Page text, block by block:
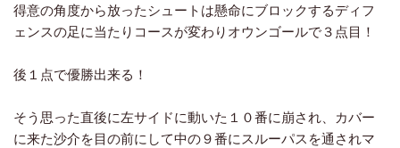
得意の角度から放ったシュートは懸命にブロックするディフ
ェンスの足に当たりコースが変わりオウンゴールで３点目！
後１点で優勝出来る！
そう思った直後に左サイドに動いた１０番に崩され、カバー
に来た沙介を目の前にして中の９番にスルーパスを通されマ